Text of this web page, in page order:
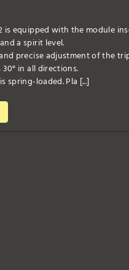
is equipped with the module
a spirit level.
precise adjustment of the
in all directions.
spring-loaded. Pla [...]